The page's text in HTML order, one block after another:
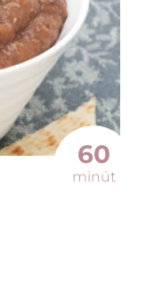
60
minút